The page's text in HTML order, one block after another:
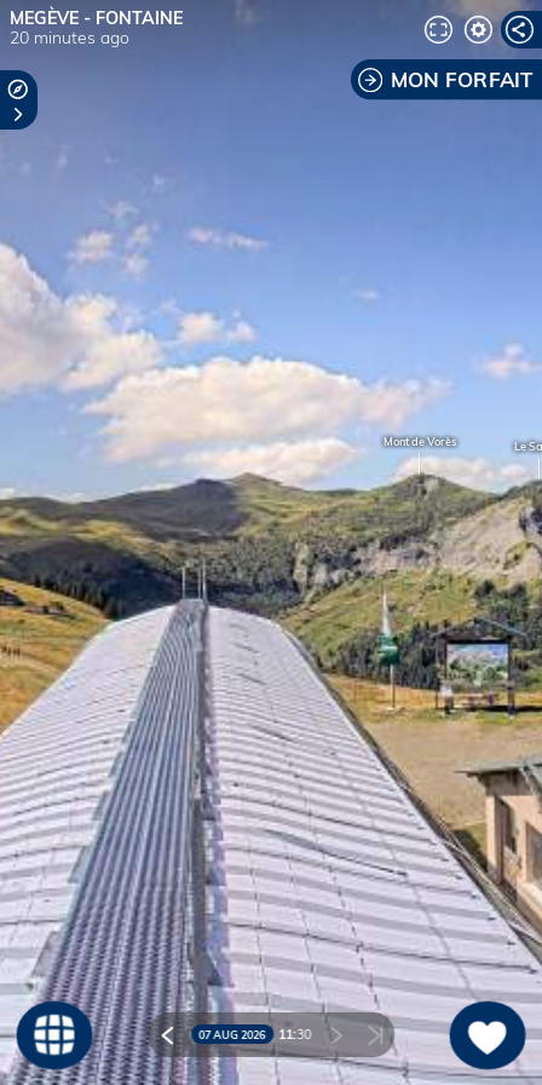
Le
Mont de Vorès
MEGÈVE - FONTAINE
20 minutes ago
07 AUG 2026 11:30
MON FORFAIT